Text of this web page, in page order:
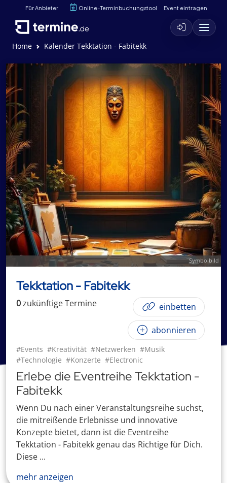
Für Anbieter Online-Terminbuchungstool Event eintragen
Home Kalender Tekktation - Fabitekk
Symbolbild
Tekktation - Fabitekk
0zukünftigeTermine einbetten
abonnieren
#Events #Kreativität #Netzwerken #Musik
#Technologie #Konzerte #Electronic
Erlebe die Eventreihe Tekktation -
Fabitekk
Wenn Du nach einer Veranstaltungsreihe suchst,
die mitreißende Erlebnisse und innovative
Konzepte bietet, dann ist die Eventreihe
Tekktation - Fabitekk genau das Richtige für Dich.
Diese ...
mehr anzeigen